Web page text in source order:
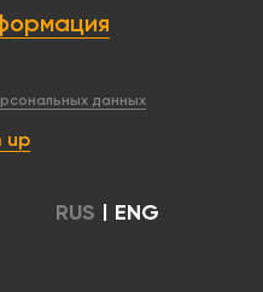
данных
up
RUS | ENG